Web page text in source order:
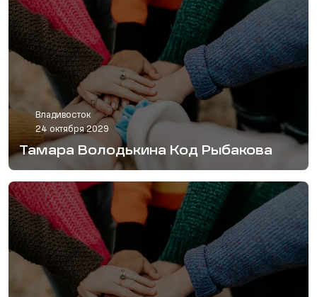
Владивосток
24 октября 2029
Тамара Володькина Код Рыбакова